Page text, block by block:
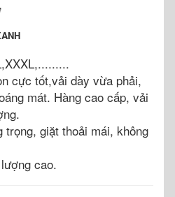
cực tốt,vải dày vừa phải,
mát. Hàng cao cấp, vải
giặt thoải mái, không
cao.